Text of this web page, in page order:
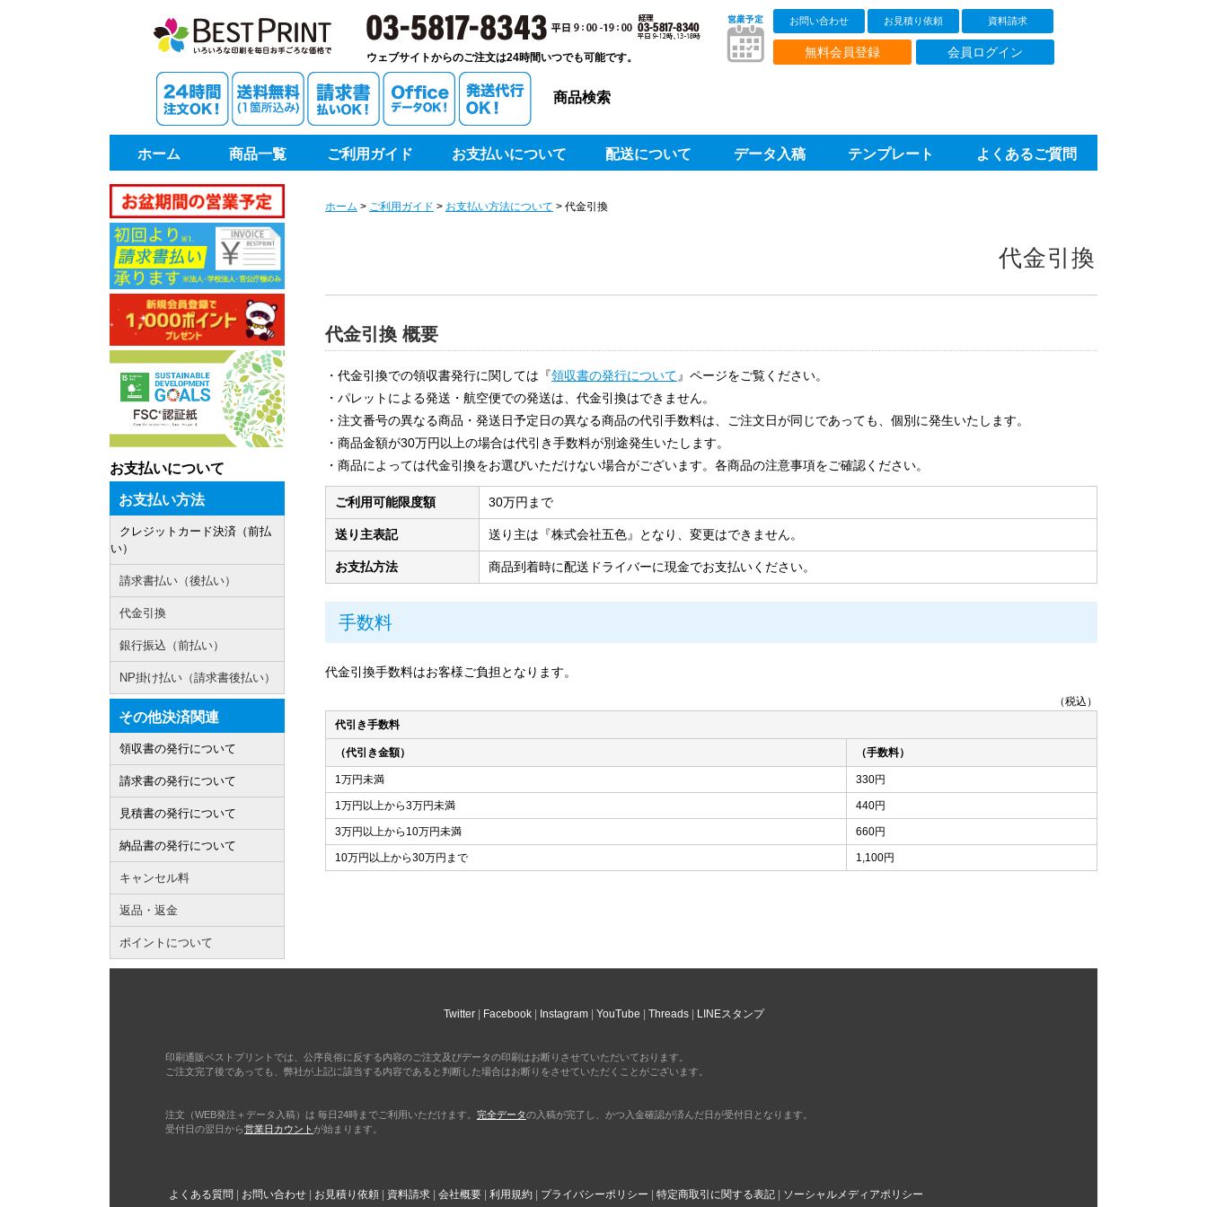
印刷通販ベストプリントベストプリント
ウェブサイトからのご注文は24時間いつでも可能です。
お問い合わせ お見積り依頼 資料請求
無料会員登録 会員ログイン
商品検索
ホーム 商品一覧 ご利用ガイド お支払いについて 配送について データ入稿 テンプレート よくあるご質問
ホーム > ご利用ガイド > お支払い方法について > 代金引換
代金引換
代金引換 概要
・代金引換での領収書発行に関しては『領収書の発行について 』ページをご覧ください。
・パレットによる発送・航空便での発送は、代金引換はできません。
・注文番号の異なる商品・発送日予定日の異なる商品の代引手数料は、ご注文日が同じであっても、個別に発生いたします。
・商品金額が30万円以上の場合は代引き手数料が別途発生いたします。
・商品によっては代金引換をお選びいただけない場合がございます。各商品の注意事項をご確認ください。
ご利用可能限度額 30万円まで
送り主表記 送り主は『株式会社五色』となり、変更はできません。
お支払方法 商品到着時に配送ドライバーに現金でお支払いください。
手数料
代金引換手数料はお客様ご負担となります。
（税込）
代引き手数料
（代引き金額） （手数料）
1万円未満 330円
1万円以上から3万円未満 440円
3万円以上から10万円未満 660円
10万円以上から30万円まで 1,100円
お支払いについて
お支払い方法
クレジットカード決済（前払
い）
請求書払い（後払い）
代金引換
銀行振込（前払い）
NP掛け払い（請求書後払い）
その他決済関連
領収書の発行について
請求書の発行について
見積書の発行について
納品書の発行について
キャンセル料
返品・返金
ポイントについて
Twitter Facebook Instagram YouTube Threads LINEスタンプ
印刷通販ベストプリントでは、公序良俗に反する内容のご注文及びデータの印刷はお断りさせていただいております。
ご注文完了後であっても、弊社が上記に該当する内容であると判断した場合はお断りをさせていただくことがございます。
注文（WEB発注＋データ入稿）は 毎日24時までご利用いただけます。 完全データの入稿が完了し、かつ入金確認が済んだ日が受付日となります。
受付日の翌日から営業日カウント が始まります。
よくある質問 お問い合わせ お見積り依頼 資料請求 会社概要 利用規約 プライバシーポリシー 特定商取引に関する表記 ソーシャルメディアポリシー